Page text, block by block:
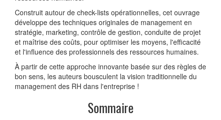
Construit autour de check-lists opérationnelles, cet ouvrage
développe des techniques originales de management en
stratégie, marketing, contrôle de gestion, conduite de projet
et maîtrise des coûts, pour optimiser les moyens, l'efficacité
et l'influence des professionnels des ressources humaines.
À partir de cette approche innovante basée sur des règles de
bon sens, les auteurs bousculent la vision traditionnelle du
management des RH dans l'entreprise !
Sommaire